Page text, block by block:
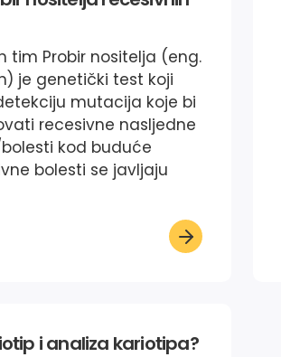
tim Probir nositelja (eng.
je genetički test koji
mutacija koje bi
recesivne nasljedne
kod buduće
bolesti se javljaju
i analiza kariotipa?